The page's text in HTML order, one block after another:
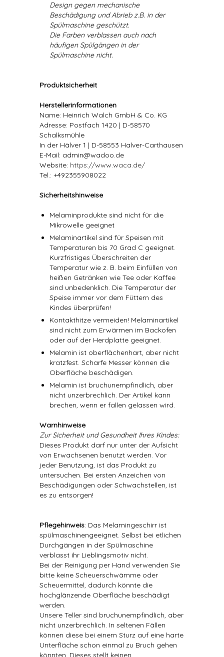
Design gegen mechanische
Beschädigung und Abrieb z.B. in der
Spülmaschine geschützt.
Die Farben verblassen auch nach
häufigen Spülgängen in der
Spülmaschine nicht.
Produktsicherheit
Herstellerinformationen
Name: Heinrich Walch GmbH & Co. KG
Adresse: Postfach 1420 | D-58570
Schalksmühle
In der Hälver 1 | D-58553 Halver-Carthausen
E-Mail: admin@wadoo.de
Website: https://www.waca.de/
Tel.: +492355908022
Sicherheitshinweise
Melaminprodukte sind nicht für die
Mikrowelle geeignet
Melaminartikel sind für Speisen mit
Temperaturen bis 70 Grad C geeignet.
Kurzfristiges Überschreiten der
Temperatur wie z. B. beim Einfüllen von
heißen Getränken wie Tee oder Kaffee
sind unbedenklich. Die Temperatur der
Speise immer vor dem Füttern des
Kindes überprüfen!
Kontakthitze vermeiden! Melaminartikel
sind nicht zum Erwärmen im Backofen
oder auf der Herdplatte geeignet.
Melamin ist oberflächenhart, aber nicht
kratzfest. Scharfe Messer können die
Oberfläche beschädigen.
Melamin ist bruchunempfindlich, aber
nicht unzerbrechlich. Der Artikel kann
brechen, wenn er fallen gelassen wird.
Warnhinweise
Zur Sicherheit und Gesundheit Ihres Kindes:
Dieses Produkt darf nur unter der Aufsicht
von Erwachsenen benutzt werden. Vor
jeder Benutzung, ist das Produkt zu
untersuchen. Bei ersten Anzeichen von
Beschädigungen oder Schwachstellen, ist
es zu entsorgen!
Pflegehinweis: Das Melamingeschirr ist
spülmaschinengeeignet. Selbst bei etlichen
Durchgängen in der Spülmaschine
verblasst ihr Lieblingsmotiv nicht.
Bei der Reinigung per Hand verwenden Sie
bitte keine Scheuerschwämme oder
Scheuermittel, dadurch könnte die
hochglänzende Oberfläche beschädigt
werden.
Unsere Teller sind bruchunempfindlich, aber
nicht unzerbrechlich. In seltenen Fällen
können diese bei einem Sturz auf eine harte
Unterfläche schon einmal zu Bruch gehen
könnten. Dieses stellt keinen